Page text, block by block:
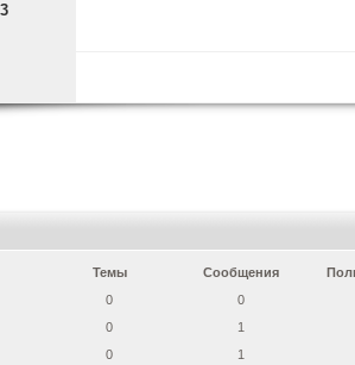
Темы Сообщения
0
0
0
1
0
1